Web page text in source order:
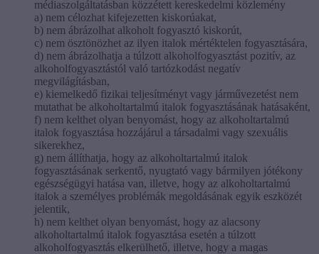
médiaszolgáltatásban közzétett kereskedelmi közlemény
a) nem célozhat kifejezetten kiskorúakat,
b) nem ábrázolhat alkoholt fogyasztó kiskorút,
c) nem ösztönözhet az ilyen italok mértéktelen fogyasztására,
d) nem ábrázolhatja a túlzott alkoholfogyasztást pozitív, az
alkoholfogyasztástól való tartózkodást negatív
megvilágításban,
e) kiemelkedő fizikai teljesítményt vagy járművezetést nem
mutathat be alkoholtartalmú italok fogyasztásának hatásaként,
f) nem kelthet olyan benyomást, hogy az alkoholtartalmú
italok fogyasztása hozzájárul a társadalmi vagy szexuális
sikerekhez,
g) nem állíthatja, hogy az alkoholtartalmú italok
fogyasztásának serkentő, nyugtató vagy bármilyen jótékony
egészségügyi hatása van, illetve, hogy az alkoholtartalmú
italok a személyes problémák megoldásának egyik eszközét
jelentik,
h) nem kelthet olyan benyomást, hogy az alacsony
alkoholtartalmú italok fogyasztása esetén a túlzott
alkoholfogyasztás elkerülhető, illetve, hogy a magas